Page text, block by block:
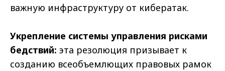
важную инфраструктуру от кибератак.
Укрепление системы управления рисками
бедствий: эта резолюция призывает к
созданию всеобъемлющих правовых рамок